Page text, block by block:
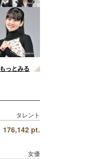
もっとみる
タレント
176,142 pt.
女優